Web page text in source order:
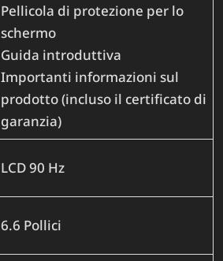
Pellicola di protezione per lo
schermo
Guida introduttiva
Importanti informazioni sul
prodotto (incluso il certificato di
garanzia)
‎LCD 90 Hz
‎6.6 Pollici